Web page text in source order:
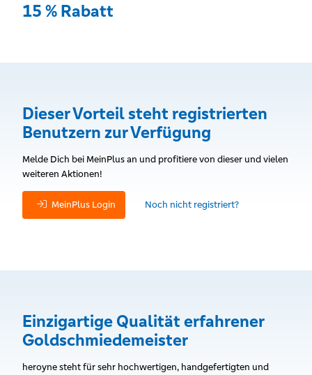
15 % Rabatt
Dieser Vorteil steht registrierten
Benutzern zur Verfügung
Melde Dich bei MeinPlus an und profitiere von dieser und vielen
weiteren Aktionen!
MeinPlus Login Noch nicht registriert?
Einzigartige Qualität erfahrener
Goldschmiedemeister
heroyne steht für sehr hochwertigen, handgefertigten und